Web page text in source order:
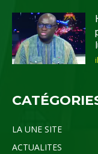
LA UNE SITE
ACTUALITES